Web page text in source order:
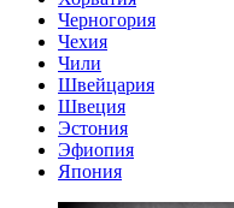
Черногория
Чехия
Чили
Швейцария
Швеция
Эстония
Эфиопия
Япония